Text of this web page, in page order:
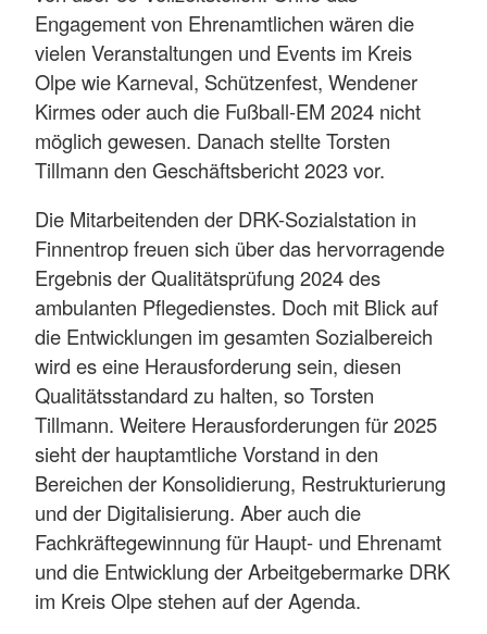
Engagement von Ehrenamtlichen wären die
vielen Veranstaltungen und Events im Kreis
Olpe wie Karneval, Schützenfest, Wendener
Kirmes oder auch die Fußball-EM 2024 nicht
möglich gewesen. Danach stellte Torsten
Tillmann den Geschäftsbericht 2023 vor.
Die Mitarbeitenden der DRK-Sozialstation in
Finnentrop freuen sich über das hervorragende
Ergebnis der Qualitätsprüfung 2024 des
ambulanten Pflegedienstes. Doch mit Blick auf
die Entwicklungen im gesamten Sozialbereich
wird es eine Herausforderung sein, diesen
Qualitätsstandard zu halten, so Torsten
Tillmann. Weitere Herausforderungen für 2025
sieht der hauptamtliche Vorstand in den
Bereichen der Konsolidierung, Restrukturierung
und der Digitalisierung. Aber auch die
Fachkräftegewinnung für Haupt- und Ehrenamt
und die Entwicklung der Arbeitgebermarke DRK
im Kreis Olpe stehen auf der Agenda.